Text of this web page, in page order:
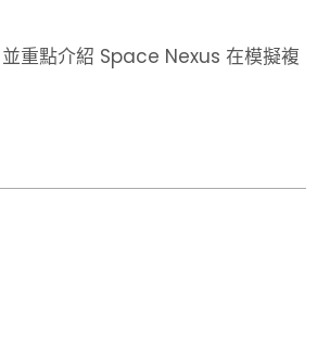
重點介紹 Space Nexus 在模擬複